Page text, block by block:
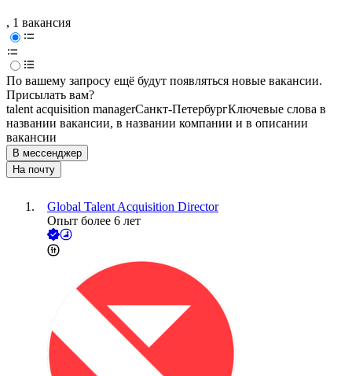
, 1 вакансия
По вашему запросу ещё будут появляться новые вакансии.
Присылать вам?
talent acquisition managerСанкт-ПетербургКлючевые слова в
названии вакансии, в названии компании и в описании
вакансии
В мессенджер
На почту
Global Talent Acquisition Director
Опыт более 6 лет